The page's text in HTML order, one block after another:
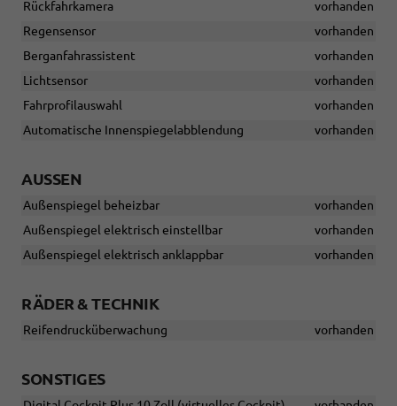
Rückfahrkamera
vorhanden
Regensensor
vorhanden
Berganfahrassistent
vorhanden
Lichtsensor
vorhanden
Fahrprofilauswahl
vorhanden
Automatische Innenspiegelabblendung
vorhanden
AUSSEN
Außenspiegel beheizbar
vorhanden
Außenspiegel elektrisch einstellbar
vorhanden
Außenspiegel elektrisch anklappbar
vorhanden
RÄDER & TECHNIK
Reifendrucküberwachung vorhanden
SONSTIGES